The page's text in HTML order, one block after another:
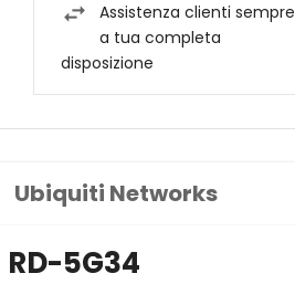
Assistenza clienti sempre
a tua completa
disposizione
Ubiquiti Networks
5G34